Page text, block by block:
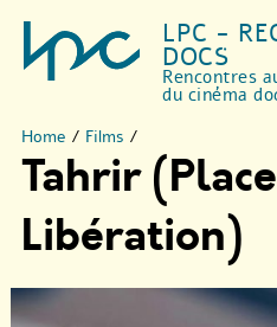
LPC -
DOCS
Rencontres
du cinéma
Home / Films /
Tahrir
Libération)